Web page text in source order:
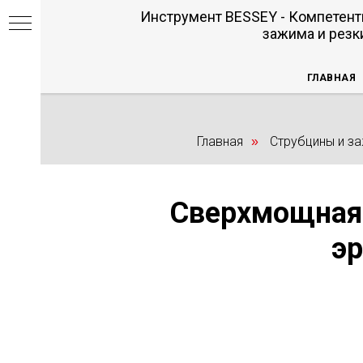
Инструмент BESSEY -
зажима и
ГЛАВНАЯ
Главная » Струбцины и
Сверхмощная